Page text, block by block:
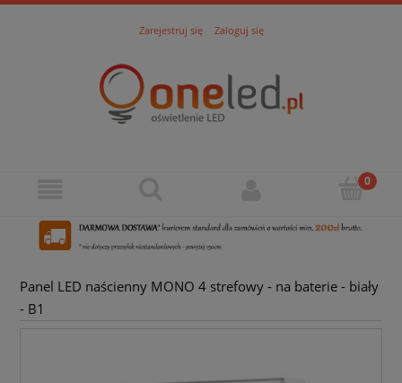
Zarejestruj się Zaloguj się
Panel LED naścienny MONO 4 strefowy - na baterie - biały
- B1